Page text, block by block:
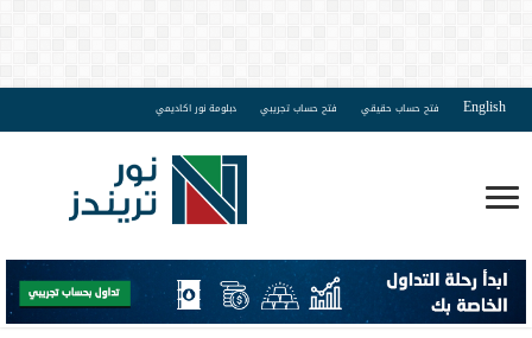
English فتح حساب حقيقي فتح حساب تجريبي دبلومة نور اكاديمي